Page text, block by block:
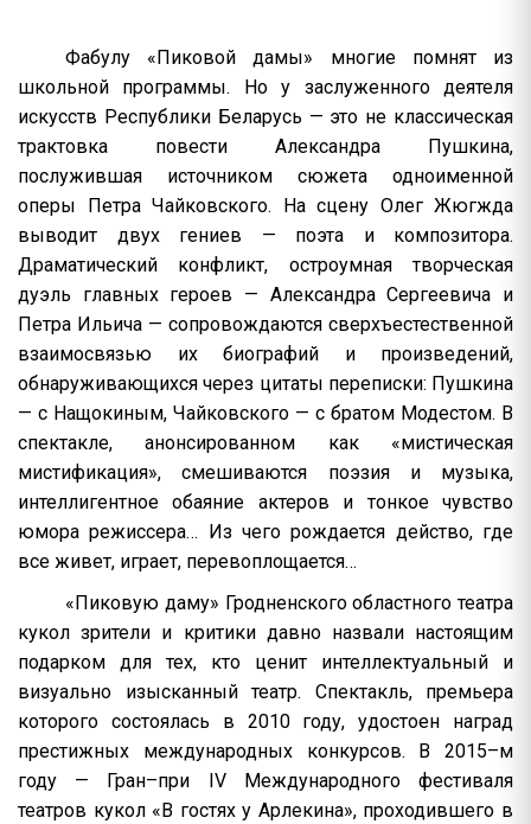
Фабулу «Пиковой дамы» многие помнят из
школьной программы. Но у заслуженного деятеля
искусств Республики Беларусь — это не классическая
трактовка повести Александра Пушкина,
послужившая источником сюжета одноименной
оперы Петра Чайковского. На сцену Олег Жюгжда
выводит двух гениев — поэта и композитора.
Драматический конфликт, остроумная творческая
дуэль главных героев — Александра Сергеевича и
Петра Ильича — сопровождаются сверхъестественной
взаимосвязью их биографий и произведений,
обнаруживающихся через цитаты переписки: Пушкина
— с Нащокиным, Чайковского — с братом Модестом. В
спектакле, анонсированном как «мистическая
мистификация», смешиваются поэзия и музыка,
интеллигентное обаяние актеров и тонкое чувство
юмора режиссера… Из чего рождается действо, где
все живет, играет, перевоплощается…
«Пиковую даму» Гродненского областного театра
кукол зрители и критики давно назвали настоящим
подарком для тех, кто ценит интеллектуальный и
визуально изысканный театр. Спектакль, премьера
которого состоялась в 2010 году, удостоен наград
престижных международных конкурсов. В 2015–м
году — Гран–при IV Международного фестиваля
театров кукол «В гостях у Арлекина», проходившего в